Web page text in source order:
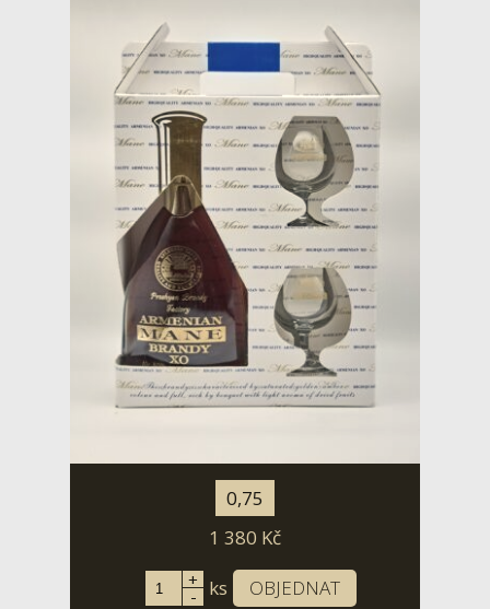
0,75
1 380 Kč
+
- ks OBJEDNAT